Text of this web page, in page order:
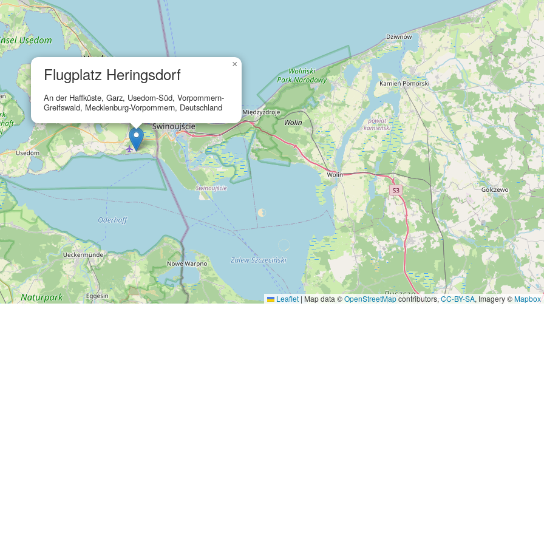
Flugplatz Heringsdorf
An der Haffküste, Garz, Usedom-Süd, Vorpommern-
Greifswald, Mecklenburg-Vorpommern, Deutschland
×
Leaflet | Map data ©OpenStreetMapcontributors,CC-BY-SA, Imagery ©Mapbox